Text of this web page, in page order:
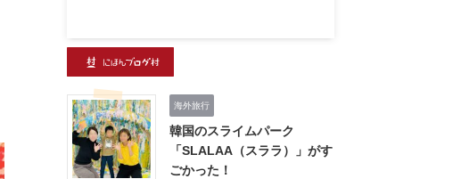
海外旅行
韓国のスライムパーク
「SLALAA（スララ）」がす
ごかった！